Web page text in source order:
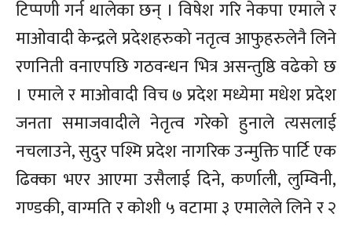
टिप्पणी गर्न थालेका छन् । विषेश गरि नेकपा एमाले र
माओवादी केन्द्रले प्रदेशहरुको नतृत्व आफुहरुलेनै लिने
रणनिती वनाएपछि गठवन्धन भित्र असन्तुष्ठि वढेको छ
। एमाले र माओवादी विच ७ प्रदेश मध्येमा मधेश प्रदेश
जनता समाजवादीले नेतृत्व गरेको हुनाले त्यसलाई
नचलाउने, सुदुर पश्मि प्रदेश नागरिक उन्मुक्ति पार्टि एक
ढिक्का भएर आएमा उसैलाई दिने, कर्णाली, लुम्विनी,
गण्डकी, वाग्मति र कोशी ५ वटामा ३ एमालेले लिने र २